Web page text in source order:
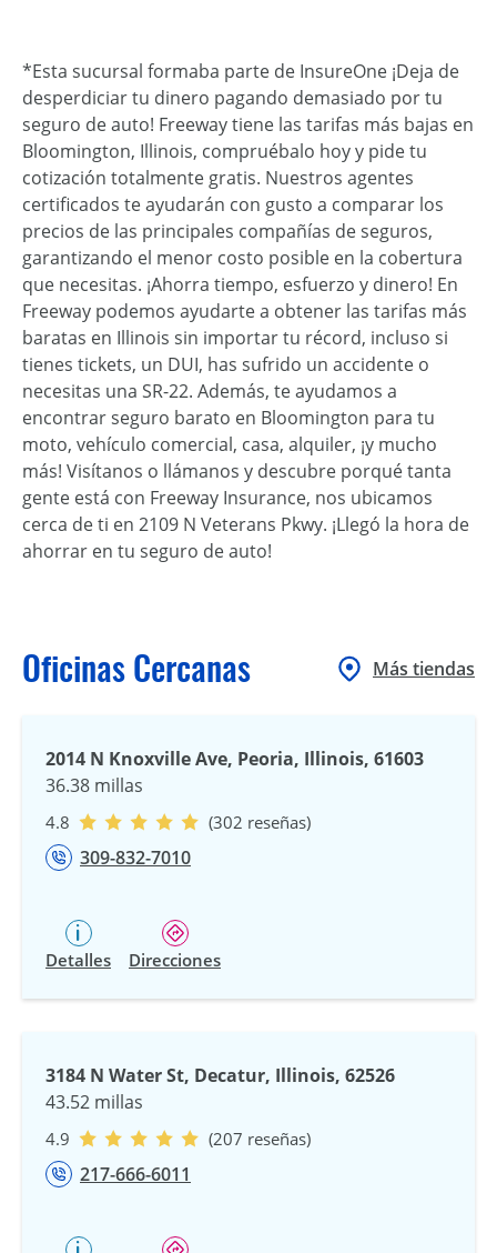
*Esta sucursal formaba parte de InsureOne ¡Deja de
desperdiciar tu dinero pagando demasiado por tu
seguro de auto! Freeway tiene las tarifas más bajas en
Bloomington, Illinois, compruébalo hoy y pide tu
cotización totalmente gratis. Nuestros agentes
certificados te ayudarán con gusto a comparar los
precios de las principales compañías de seguros,
garantizando el menor costo posible en la cobertura
que necesitas. ¡Ahorra tiempo, esfuerzo y dinero! En
Freeway podemos ayudarte a obtener las tarifas más
baratas en Illinois sin importar tu récord, incluso si
tienes tickets, un DUI, has sufrido un accidente o
necesitas una SR-22. Además, te ayudamos a
encontrar seguro barato en Bloomington para tu
moto, vehículo comercial, casa, alquiler, ¡y mucho
más! Visítanos o llámanos y descubre porqué tanta
gente está con Freeway Insurance, nos ubicamos
cerca de ti en 2109 N Veterans Pkwy. ¡Llegó la hora de
ahorrar en tu seguro de auto!
Oficinas Cercanas Más tiendas
2014 N Knoxville Ave, Peoria, Illinois, 61603
36.38 millas
4.8 (302 reseñas)
309-832-7010
Detalles Direcciones
3184 N Water St, Decatur, Illinois, 62526
43.52 millas
4.9 (207 reseñas)
217-666-6011